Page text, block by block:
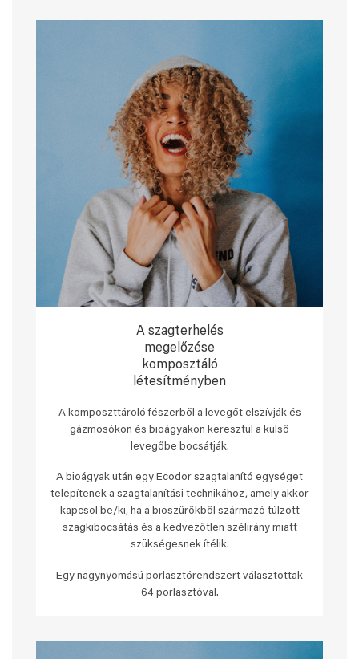
A szagterhelés
megelőzése
komposztáló
létesítményben
A komposzttároló fészerből a levegőt elszívják és
gázmosókon és bioágyakon keresztül a külső
levegőbe bocsátják.
A bioágyak után egy Ecodor szagtalanító egységet
telepítenek a szagtalanítási technikához, amely akkor
kapcsol be/ki, ha a bioszűrőkből származó túlzott
szagkibocsátás és a kedvezőtlen szélirány miatt
szükségesnek ítélik.
Egy nagynyomású porlasztórendszert választottak
64 porlasztóval.